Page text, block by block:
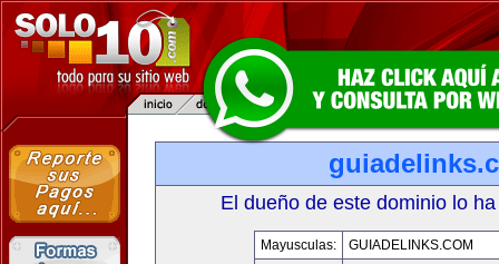
El dueño de este dominio lo
Mayusculas:
GUIADELINKS.COM